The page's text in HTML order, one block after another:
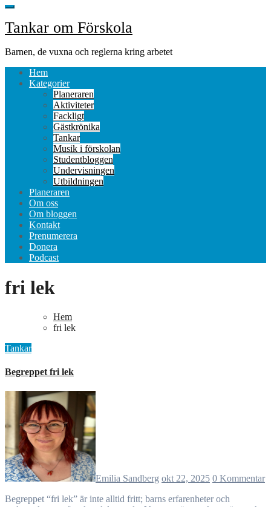
Tankar om Förskola
Barnen, de vuxna och reglerna kring arbetet
Hem
Kategorier
Planeraren
Aktiviteter
Fackligt
Gästkrönika
Tankar
Musik i förskolan
Studentbloggen
Undervisningen
Utbildningen
Planeraren
Om oss
Om bloggen
Kontakt
Prenumerera
Donera
Podcast
fri lek
Hem
fri lek
Tankar
Begreppet fri lek
Emilia Sandberg okt 22, 2025 0 Kommentar
Begreppet “fri lek” är inte alltid fritt; barns erfarenheter och